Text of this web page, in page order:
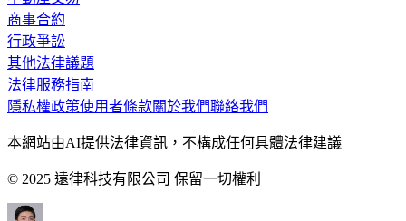
商事合約
行政爭訟
其他法律議題
法律服務指南
隱私權政策使用者條款關於我們聯絡我們
本網站由AI提供法律資訊，不構成任何具體法律建議
© 2025 遠律科技有限公司 保留一切權利